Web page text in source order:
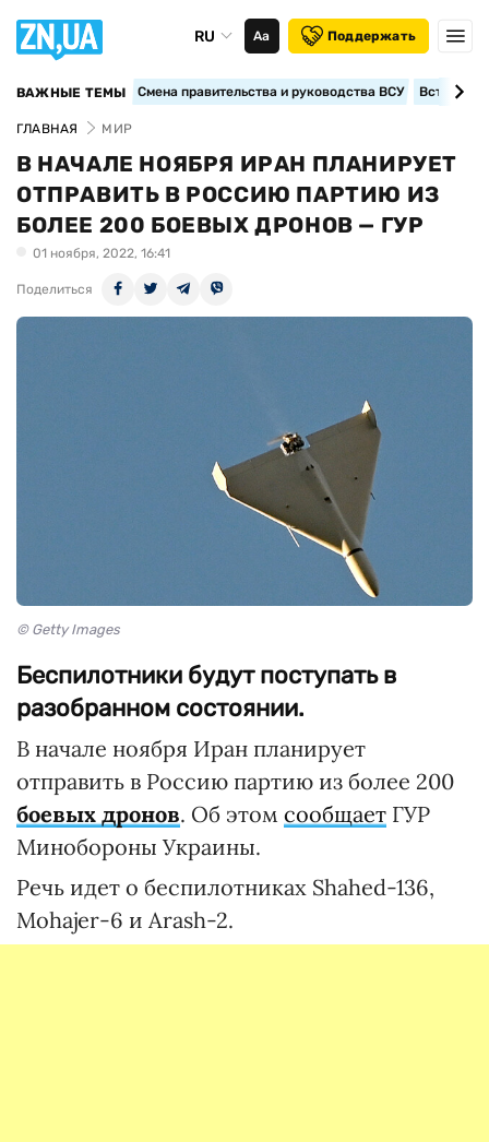
RU Аа Поддержать
ВАЖНЫЕ ТЕМЫ Смена правительства и руководства ВСУ
ГЛАВНАЯ МИР
В НАЧАЛЕ НОЯБРЯ ИРАН ПЛАНИРУЕТ
ОТПРАВИТЬ В РОССИЮ ПАРТИЮ ИЗ
БОЛЕЕ 200 БОЕВЫХ ДРОНОВ — ГУР
01 ноября, 2022, 16:41
Поделиться
© Getty Images
Беспилотники будут поступать в
разобранном состоянии.
В начале ноября Иран планирует
отправить в Россию партию из более 200
боевых дронов. Об этом сообщает ГУР
Минобороны Украины.
Речь идет о беспилотниках Shahed-136,
Mohajer-6 и Arash-2.